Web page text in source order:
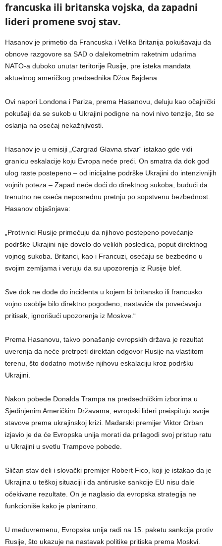
francuska ili britanska vojska, da zapadni
lideri promene svoj stav.
Hasanov je primetio da Francuska i Velika Britanija pokušavaju da
obnove razgovore sa SAD o dalekometnim raketnim udarima
NATO-a duboko unutar teritorije Rusije, pre isteka mandata
aktuelnog američkog predsednika Džoa Bajdena.
Ovi napori Londona i Pariza, prema Hasanovu, deluju kao očajnički
pokušaji da se sukob u Ukrajini podigne na novi nivo tenzije, što se
oslanja na osećaj nekažnjivosti.
Hasanov je u emisiji „Cargrad Glavna stvar“ istakao gde vidi
granicu eskalacije koju Evropa neće preći. On smatra da dok god
ulog raste postepeno – od inicijalne podrške Ukrajini do intenzivnijih
vojnih poteza – Zapad neće doći do direktnog sukoba, budući da
trenutno ne oseća neposrednu pretnju po sopstvenu bezbednost.
Hasanov objašnjava:
„Protivnici Rusije primećuju da njihovo postepeno povećanje
podrške Ukrajini nije dovelo do velikih posledica, poput direktnog
vojnog sukoba. Britanci, kao i Francuzi, osećaju se bezbedno u
svojim zemljama i veruju da su upozorenja iz Rusije blef.
Sve dok ne dođe do incidenta u kojem bi britansko ili francusko
vojno osoblje bilo direktno pogođeno, nastaviće da povećavaju
pritisak, ignorišući upozorenja iz Moskve.“
Prema Hasanovu, takvo ponašanje evropskih država je rezultat
uverenja da neće pretrpeti direktan odgovor Rusije na vlastitom
terenu, što dodatno motiviše njihovu eskalaciju kroz podršku
Ukrajini.
Nakon pobede Donalda Trampa na predsedničkim izborima u
Sjedinjenim Američkim Državama, evropski lideri preispituju svoje
stavove prema ukrajinskoj krizi. Mađarski premijer Viktor Orban
izjavio je da će Evropska unija morati da prilagodi svoj pristup ratu
u Ukrajini u svetlu Trampove pobede.
Sličan stav deli i slovački premijer Robert Fico, koji je istakao da je
Ukrajina u teškoj situaciji i da antiruske sankcije EU nisu dale
očekivane rezultate. On je naglasio da evropska strategija ne
funkcioniše kako je planirano.
U međuvremenu, Evropska unija radi na 15. paketu sankcija protiv
Rusije, što ukazuje na nastavak politike pritiska prema Moskvi.